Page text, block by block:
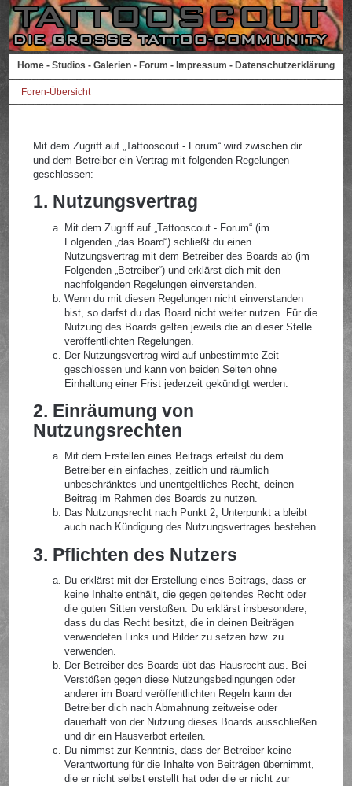
Home - Studios - Galerien - Forum - Impressum - Datenschutzerklärung
Foren-Übersicht
Mit dem Zugriff auf „Tattooscout - Forum“ wird zwischen dir
und dem Betreiber ein Vertrag mit folgenden Regelungen
geschlossen:
1. Nutzungsvertrag
Mit dem Zugriff auf „Tattooscout - Forum“ (im
Folgenden „das Board“) schließt du einen
Nutzungsvertrag mit dem Betreiber des Boards ab (im
Folgenden „Betreiber“) und erklärst dich mit den
nachfolgenden Regelungen einverstanden.
Wenn du mit diesen Regelungen nicht einverstanden
bist, so darfst du das Board nicht weiter nutzen. Für die
Nutzung des Boards gelten jeweils die an dieser Stelle
veröffentlichten Regelungen.
Der Nutzungsvertrag wird auf unbestimmte Zeit
geschlossen und kann von beiden Seiten ohne
Einhaltung einer Frist jederzeit gekündigt werden.
2. Einräumung von
Nutzungsrechten
Mit dem Erstellen eines Beitrags erteilst du dem
Betreiber ein einfaches, zeitlich und räumlich
unbeschränktes und unentgeltliches Recht, deinen
Beitrag im Rahmen des Boards zu nutzen.
Das Nutzungsrecht nach Punkt 2, Unterpunkt a bleibt
auch nach Kündigung des Nutzungsvertrages bestehen.
3. Pflichten des Nutzers
Du erklärst mit der Erstellung eines Beitrags, dass er
keine Inhalte enthält, die gegen geltendes Recht oder
die guten Sitten verstoßen. Du erklärst insbesondere,
dass du das Recht besitzt, die in deinen Beiträgen
verwendeten Links und Bilder zu setzen bzw. zu
verwenden.
Der Betreiber des Boards übt das Hausrecht aus. Bei
Verstößen gegen diese Nutzungsbedingungen oder
anderer im Board veröffentlichten Regeln kann der
Betreiber dich nach Abmahnung zeitweise oder
dauerhaft von der Nutzung dieses Boards ausschließen
und dir ein Hausverbot erteilen.
Du nimmst zur Kenntnis, dass der Betreiber keine
Verantwortung für die Inhalte von Beiträgen übernimmt,
die er nicht selbst erstellt hat oder die er nicht zur